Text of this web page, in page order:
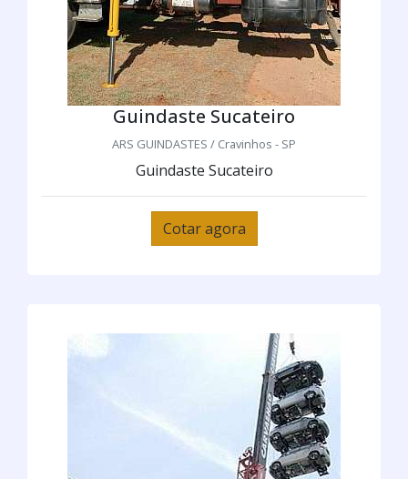
Guindaste Sucateiro
ARS GUINDASTES / Cravinhos - SP
Guindaste Sucateiro
Cotar agora